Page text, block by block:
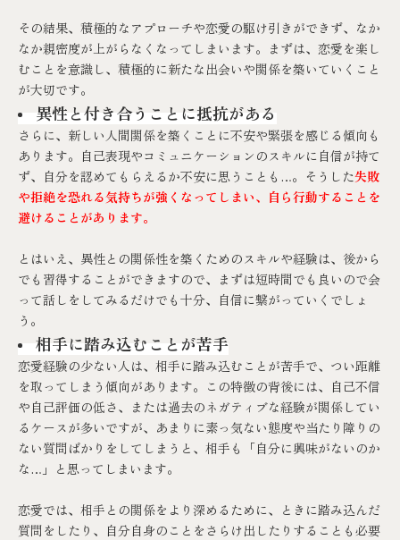
その結果、積極的なアプローチや恋愛の駆け引きができず、なか
なか親密度が上がらなくなってしまいます。まずは、恋愛を楽し
むことを意識し、積極的に新たな出会いや関係を築いていくこと
が大切です。
異性と付き合うことに抵抗がある
さらに、新しい人間関係を築くことに不安や緊張を感じる傾向も
あります。自己表現やコミュニケーションのスキルに自信が持て
ず、自分を認めてもらえるか不安に思うことも…。そうした失敗
や拒絶を恐れる気持ちが強くなってしまい、自ら行動することを
避けることがあります。
とはいえ、異性との関係性を築くためのスキルや経験は、後から
でも習得することができますので、まずは短時間でも良いので会
って話しをしてみるだけでも十分、自信に繋がっていくでしょ
う。
相手に踏み込むことが苦手
恋愛経験の少ない人は、相手に踏み込むことが苦手で、つい距離
を取ってしまう傾向があります。この特徴の背後には、自己不信
や自己評価の低さ、または過去のネガティブな経験が関係してい
るケースが多いですが、あまりに素っ気ない態度や当たり障りの
ない質問ばかりをしてしまうと、相手も「自分に興味がないのか
な…」と思ってしまいます。
恋愛では、相手との関係をより深めるために、ときに踏み込んだ
質問をしたり、自分自身のことをさらけ出したりすることも必要